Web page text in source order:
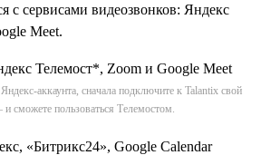
c сервисами видеозвонков: Яндекс
Meet.
аккаунта, сначала подключите к Talantix свой
сможете пользоваться Телемостом.
«Битрикс24», Google Calendar